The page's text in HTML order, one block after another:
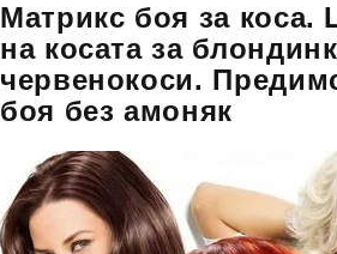
Матрикс боя за коса.
на косата за
червенокоси.
боя без амоняк